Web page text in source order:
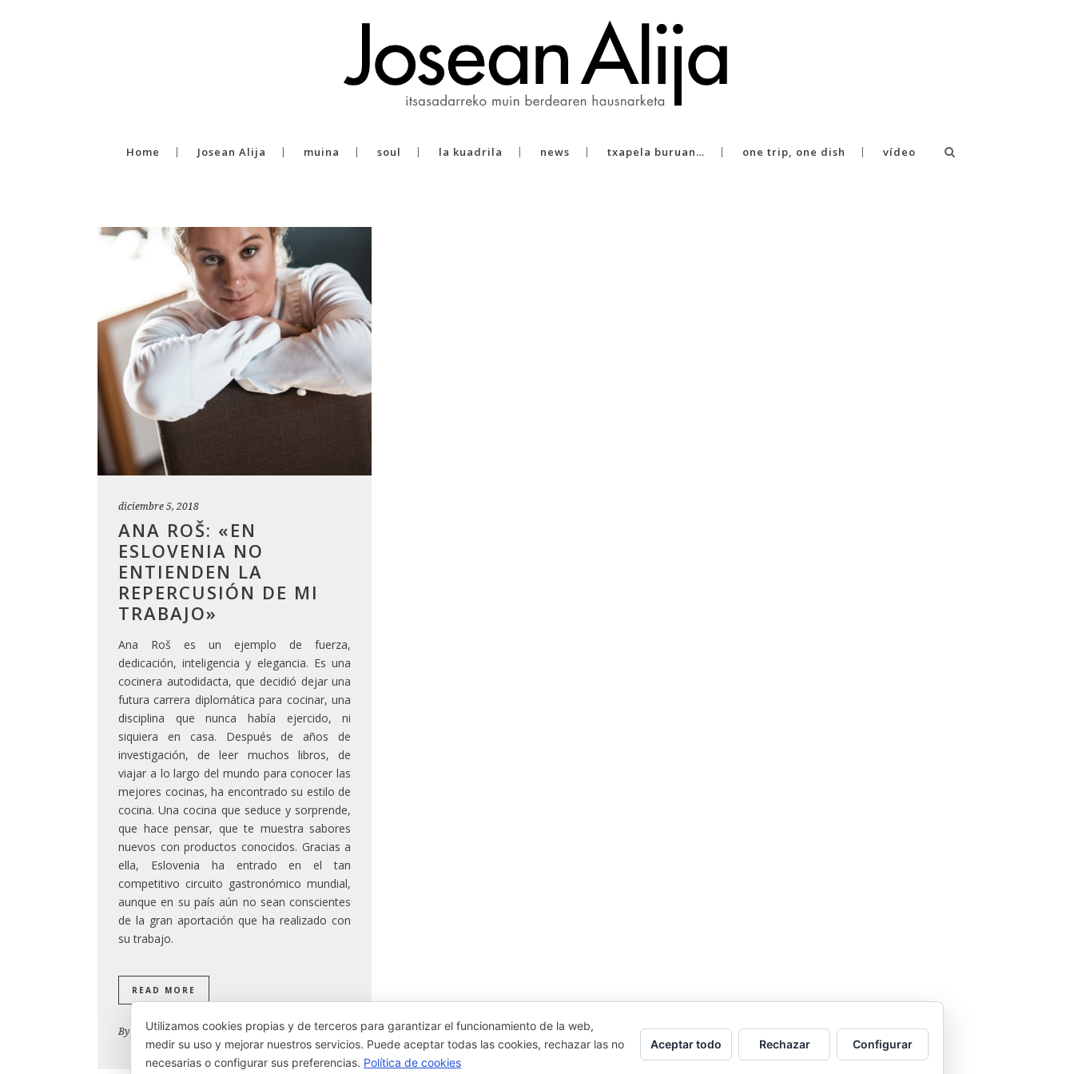
Home Josean Alija muina soul la kuadrila news txapela buruan… one trip, one dish vídeo
diciembre 5, 2018
ANA ROŠ: «EN
ESLOVENIA NO
ENTIENDEN LA
REPERCUSIÓN DE MI
TRABAJO»
Ana Roš es un ejemplo de fuerza,
dedicación, inteligencia y elegancia. Es una
cocinera autodidacta, que decidió dejar una
futura carrera diplomática para cocinar, una
disciplina que nunca había ejercido, ni
siquiera en casa. Después de años de
investigación, de leer muchos libros, de
viajar a lo largo del mundo para conocer las
mejores cocinas, ha encontrado su estilo de
cocina. Una cocina que seduce y sorprende,
que hace pensar, que te muestra sabores
nuevos con productos conocidos. Gracias a
ella, Eslovenia ha entrado en el tan
competitivo circuito gastronómico mundial,
aunque en su país aún no sean conscientes
de la gran aportación que ha realizado con
su trabajo.
READ MORE
By Josean Alija
Utilizamos cookies propias y de terceros para garantizar el funcionamiento de la web,
medir su uso y mejorar nuestros servicios. Puede aceptar todas las cookies, rechazar las no
necesarias o configurar sus preferencias. Política de cookies
Aceptar todo Rechazar Configurar